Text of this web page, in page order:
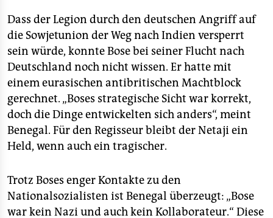
Dass der Legion durch den deutschen Angriff auf
die Sowjetunion der Weg nach Indien versperrt
sein würde, konnte Bose bei seiner Flucht nach
Deutschland noch nicht wissen. Er hatte mit
einem eurasischen antibritischen Machtblock
gerechnet. „Boses strategische Sicht war korrekt,
doch die Dinge entwickelten sich anders“, meint
Benegal. Für den Regisseur bleibt der Netaji ein
Held, wenn auch ein tragischer.
Trotz Boses enger Kontakte zu den
Nationalsozialisten ist Benegal überzeugt: „Bose
war kein Nazi und auch kein Kollaborateur.“ Diese